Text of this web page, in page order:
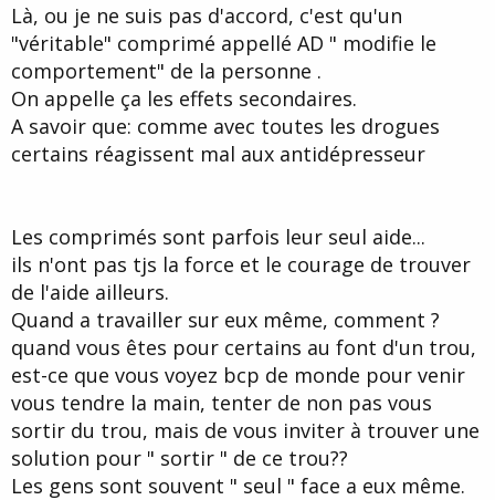
Là, ou je ne suis pas d'accord, c'est qu'un
"véritable" comprimé appellé AD " modifie le
comportement" de la personne .
On appelle ça les effets secondaires.
A savoir que: comme avec toutes les drogues
certains réagissent mal aux antidépresseur
Les comprimés sont parfois leur seul aide...
ils n'ont pas tjs la force et le courage de trouver
de l'aide ailleurs.
Quand a travailler sur eux même, comment ?
quand vous êtes pour certains au font d'un trou,
est-ce que vous voyez bcp de monde pour venir
vous tendre la main, tenter de non pas vous
sortir du trou, mais de vous inviter à trouver une
solution pour " sortir " de ce trou??
Les gens sont souvent " seul " face a eux même.